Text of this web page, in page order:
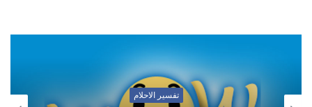
تفسير الاحلام